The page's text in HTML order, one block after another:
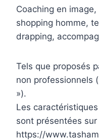
Coaching en
shopping homme,
drapping,
Tels que proposés
non professionnels
»).
Les
sont présentées
https://